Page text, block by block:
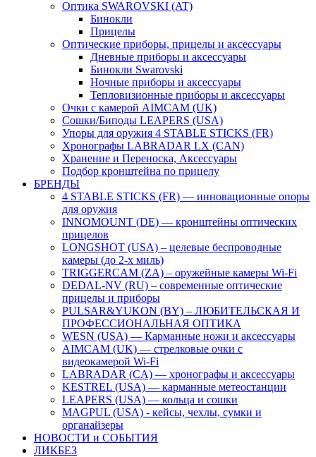
Оптика SWAROVSKI (AT)
Бинокли
Прицелы
Оптические приборы, прицелы и аксессуары
Дневные приборы и аксессуары
Бинокли Swarovski
Ночные приборы и аксессуары
Тепловизионные приборы и аксессуары
Очки с камерой AIMCAM (UK)
Сошки/Биподы LEAPERS (USA)
Упоры для оружия 4 STABLE STICKS (FR)
Хронографы LABRADAR LX (CAN)
Хранение и Переноска, Аксессуары
Подбор кронштейна по прицелу
БРЕНДЫ
4 STABLE STICKS (FR) — инновационные опоры
для оружия
INNOMOUNT (DE) — кронштейны оптических
прицелов
LONGSHOT (USA) – целевые беспроводные
камеры (до 2-х миль)
TRIGGERCAM (ZA) – оружейные камеры Wi-Fi
DEDAL-NV (RU) – современные оптические
прицелы и приборы
PULSAR&YUKON (BY) – ЛЮБИТЕЛЬСКАЯ И
ПРОФЕССИОНАЛЬНАЯ ОПТИКА
WESN (USA) — Карманные ножи и аксессуары
AIMCAM (UK) — стрелковые очки с
видеокамерой Wi-Fi
LABRADAR (CA) — хронографы и аксессуары
KESTREL (USA) — карманные метеостанции
LEAPERS (USA) — кольца и сошки
MAGPUL (USA) - кейсы, чехлы, сумки и
органайзеры
НОВОСТИ и СОБЫТИЯ
ЛИКБЕЗ